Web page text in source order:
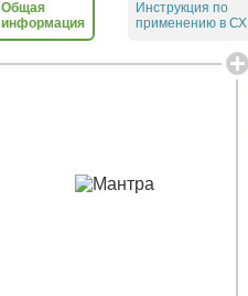
Общая
информация
Инструкция по
применению в СХ